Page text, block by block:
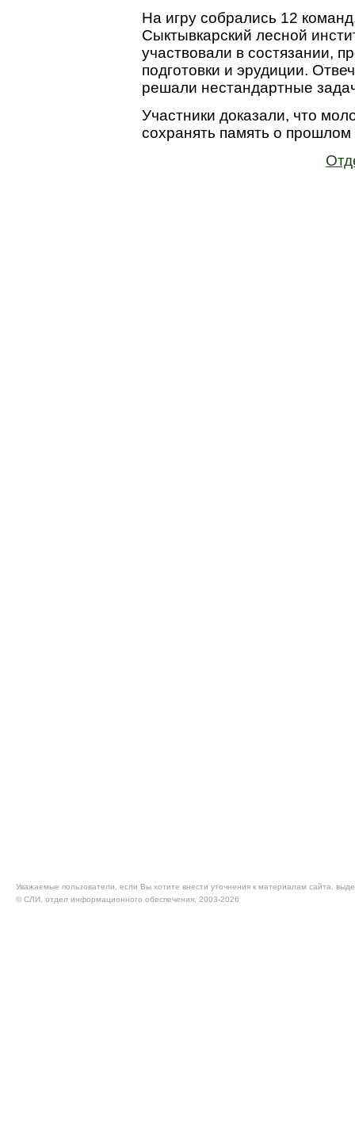
На игру собрались 12
Сыктывкарский лесной
участвовали в состязании,
подготовки и эрудиции.
решали нестандартные
Участники доказали, что
сохранять память о
Уважаемые пользователи, если Вы хотите внести уточнения к материалам сайта,
© CЛИ, отдел информационного обеспечения, 2003-2026